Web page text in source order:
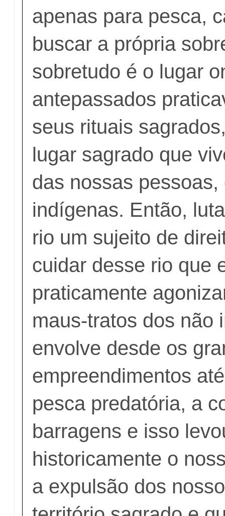
apenas para pesca,
buscar a própria
sobretudo é o lugar
antepassados
seus rituais
lugar sagrado que
das nossas
indígenas. Então,
rio um sujeito de
cuidar desse rio que
praticamente
maus-tratos dos não
envolve desde os
empreendimentos
pesca predatória, a
barragens e isso
historicamente o
a expulsão dos